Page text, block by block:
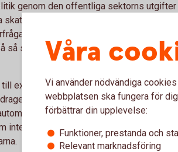
genom den offentliga sektorns utgifter
och avgifter, eller öka eller minska
på varor och tjänster i ekonomin och
så sätt kan regeringen genom sin politik
exempel sänka skatter och öka
till kommunerna, för att undvika att
stabilisatorer, till exempel
inte kräver något aktivt politiskt beslut,
Våra
Vi använder nödvändiga
webbplatsen ska fungera för
förbättrar din upplevelse:
Funktioner, prestanda och
Relevant marknadsföring